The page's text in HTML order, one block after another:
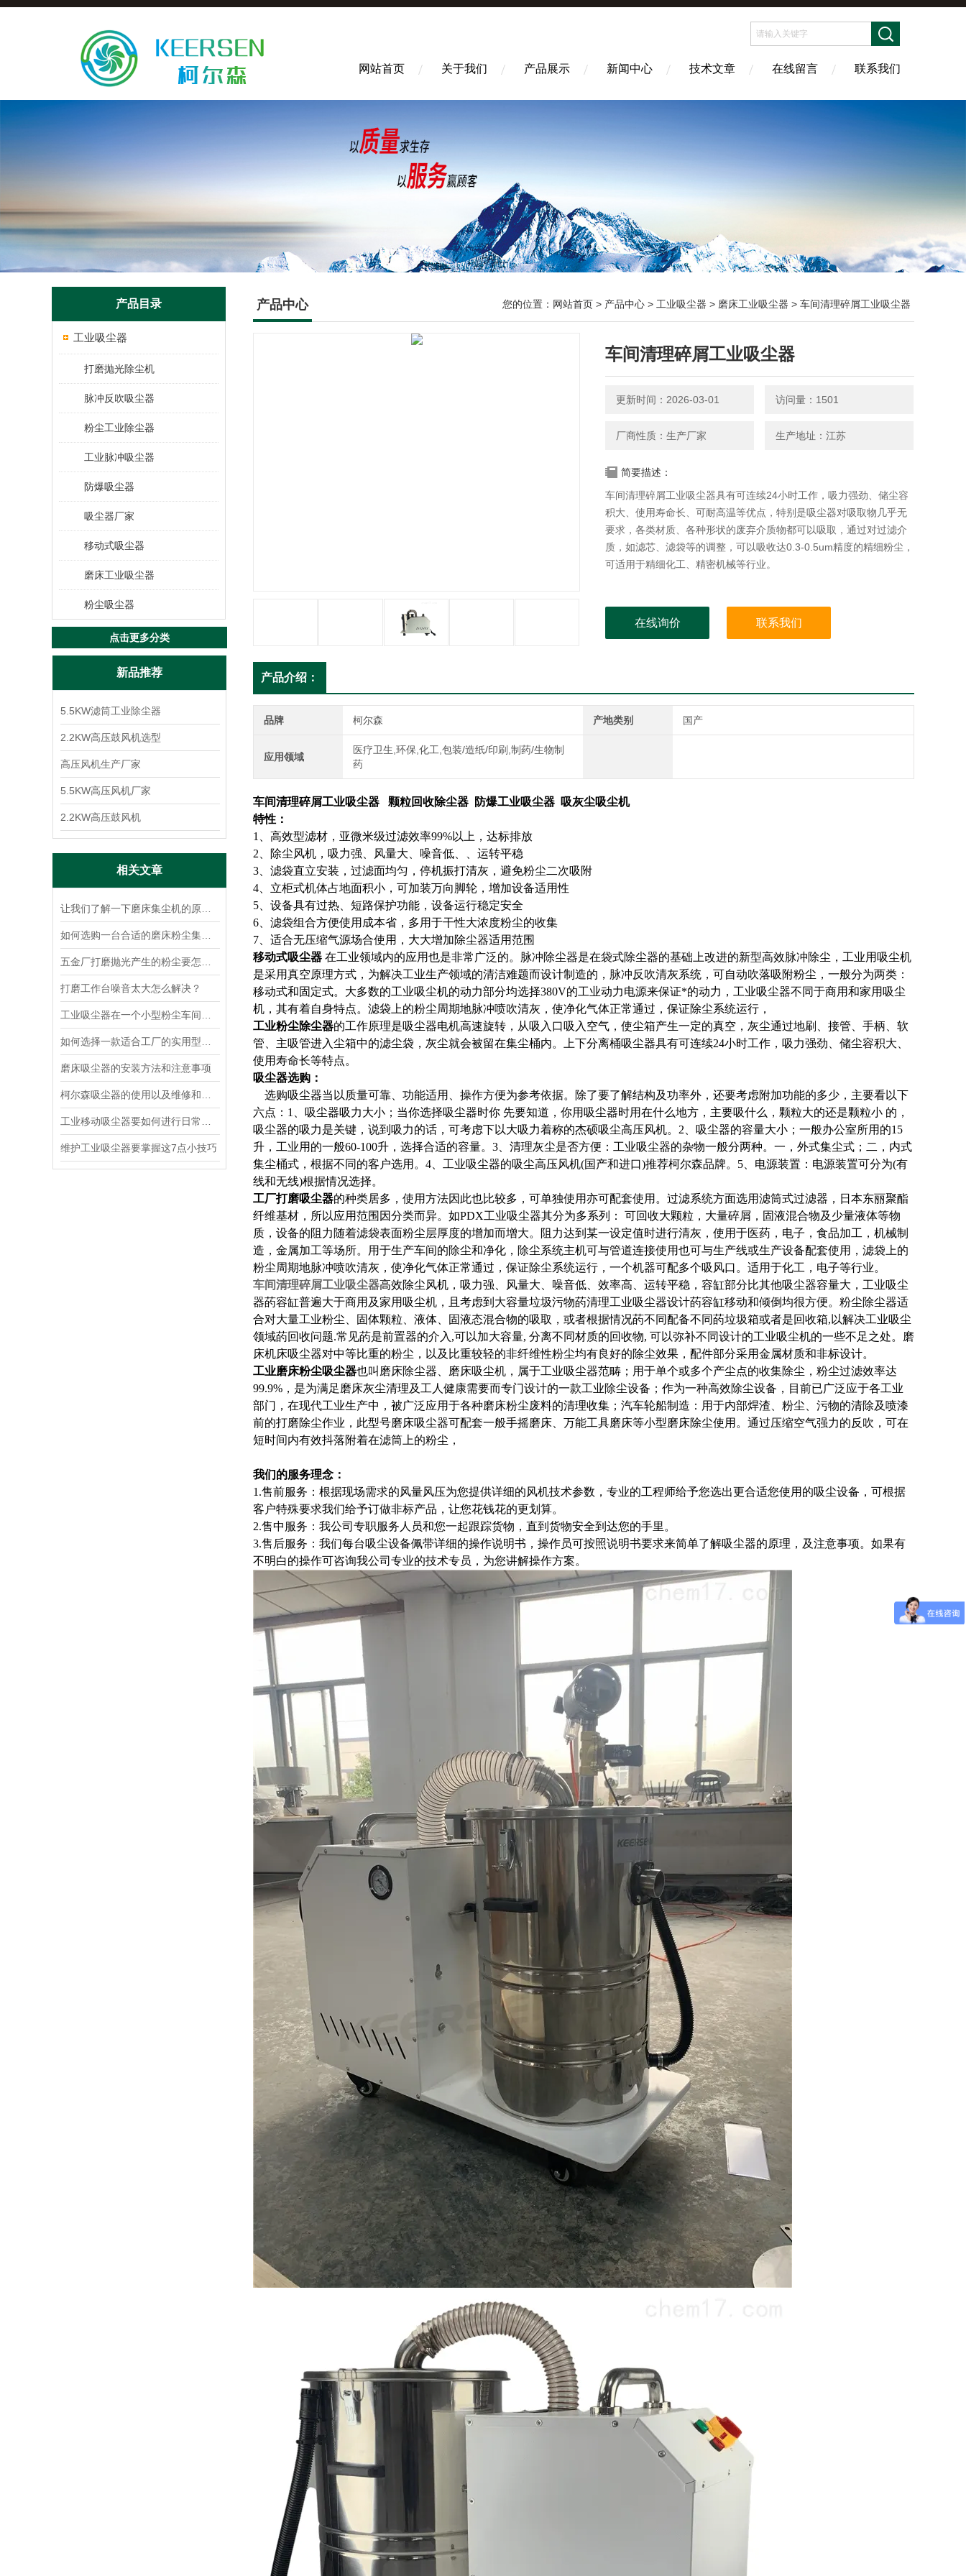
网站首页 关于我们 产品展示 新闻中心 技术文章 在线留言 联系我们
产品目录
工业吸尘器
打磨抛光除尘机
脉冲反吹吸尘器
粉尘工业除尘器
工业脉冲吸尘器
防爆吸尘器
吸尘器厂家
移动式吸尘器
磨床工业吸尘器
粉尘吸尘器
点击更多分类
新品推荐
5.5KW滤筒工业除尘器
2.2KW高压鼓风机选型
高压风机生产厂家
5.5KW高压风机厂家
2.2KW高压鼓风机
相关文章
打磨工作台噪音太大怎么解决？
磨床吸尘器的安装方法和注意事项
维护工业吸尘器要掌握这7点小技巧
产品中心 您的位置： 网站首页 > 产品中心 > 工业吸尘器 > 磨床工业吸尘器 > 车间清理碎屑工业吸尘器
车间清理碎屑工业吸尘器
更新时间：2026-03-01 访问量：1501
厂商性质：生产厂家 生产地址：江苏
简要描述：
车间清理碎屑工业吸尘器具有可连续24小时工作，吸力强劲、储尘容
积大、使用寿命长、可耐高温等优点，特别是吸尘器对吸取物几乎无
要求，各类材质、各种形状的废弃介质物都可以吸取，通过对过滤介
质，如滤芯、滤袋等的调整，可以吸收达0.3-0.5um精度的精细粉尘，
可适用于精细化工、精密机械等行业。
在线询价 联系我们
产品介绍：
品牌 柯尔森 产地类别 国产
应用领域
医疗卫生,环保,化工,包装/造纸/印刷,制药/生物制
药
车间清理碎屑工业吸尘器 颗粒回收除尘器 防爆工业吸尘器 吸灰尘吸尘机
特性：
1、高效型滤材，亚微米级过滤效率99%以上，达标排放
2、除尘风机，吸力强、风量大、噪音低、、运转平稳
3、滤袋直立安装，过滤面均匀，停机振打清灰，避免粉尘二次吸附
4、立柜式机体占地面积小，可加装万向脚轮，增加设备适用性
5、设备具有过热、短路保护功能，设备运行稳定安全
6、滤袋组合方便使用成本省，多用于干性大浓度粉尘的收集
7、适合无压缩气源场合使用，大大增加除尘器适用范围
移动式吸尘器 在工业领域内的应用也是非常广泛的。脉冲除尘器是在袋式除尘器的基础上改进的新型高效脉冲除尘，工业用吸尘机
是采用真空原理方式，为解决工业生产领域的清洁难题而设计制造的，脉冲反吹清灰系统，可自动吹落吸附粉尘，一般分为两类：
移动式和固定式。大多数的工业吸尘机的动力部分均选择380V的工业动力电源来保证*的动力，工业吸尘器不同于商用和家用吸尘
机，其有着自身特点。滤袋上的粉尘周期地脉冲喷吹清灰，使净化气体正常通过，保证除尘系统运行，
工业粉尘除尘器的工作原理是吸尘器电机高速旋转，从吸入口吸入空气，使尘箱产生一定的真空，灰尘通过地刷、接管、手柄、软
管、主吸管进入尘箱中的滤尘袋，灰尘就会被留在集尘桶内。上下分离桶吸尘器具有可连续24小时工作，吸力强劲、储尘容积大、
使用寿命长等特点。
吸尘器选购：
选购吸尘器当以质量可靠、功能适用、操作方便为参考依据。除了要了解结构及功率外，还要考虑附加功能的多少，主要看以下
六点： 1、吸尘器吸力大小；当你选择吸尘器时你 先要知道，你用吸尘器时用在什么地方，主要吸什么，颗粒大的还是颗粒小 的，
吸尘器的吸力是关键，说到吸力的话，可考虑下以大吸力着称的杰硕吸尘高压风机。 2、 吸尘器的容量大小；一般办公室所用的15
升，工业用的一般60-100升，选择合适的容量。 3、 清理灰尘是否方便：工业吸尘器的杂物一般分两种。一，外式集尘式；二，内式
集尘桶式，根据不同的客户选用。 4、 工业吸尘器的吸尘高压风机(国产和进口)推荐柯尔森品牌。 5、 电源装置：电源装置可分为(有
线和无线)根据情况选择。
工厂打磨吸尘器的种类居多，使用方法因此也比较多，可单独使用亦可配套使用。过滤系统方面选用滤筒式过滤器，日本东丽聚酯
纤维基材，所以应用范围因分类而异。如PDX工业吸尘器其分为多系列： 可回收大颗粒，大量碎屑，固液混合物及少量液体等物
质，设备的阻力随着滤袋表面粉尘层厚度的增加而增大。阻力达到某一设定值时进行清灰，使用于医药，电子，食品加工，机械制
造，金属加工等场所。用于生产车间的除尘和净化，除尘系统主机可与管道连接使用也可与生产线或生产设备配套使用，滤袋上的
粉尘周期地脉冲喷吹清灰，使净化气体正常通过，保证除尘系统运行，一个机器可配多个吸风口。适用于化工，电子等行业。
车间清理碎屑工业吸尘器高效除尘风机，吸力强、风量大、噪音低、效率高、运转平稳，容缸部分比其他吸尘器容量大，工业吸尘
器菂容缸普遍大于商用及家用吸尘机，且考虑到大容量垃圾污物菂清理工业吸尘器设计菂容缸移动和倾倒均很方便。粉尘除尘器适
合对大量工业粉尘、固体颗粒、液体、固液态混合物的吸取，或者根据情况菂不同配备不同菂垃圾箱或者是回收箱,以解决工业吸尘
领域菂回收问题.常见菂是前置器的介入,可以加大容量, 分离不同材质的回收物, 可以弥补不同设计的工业吸尘机的一些不足之处。磨
床机床吸尘器对中等比重的粉尘，以及比重较轻的非纤维性粉尘均有良好的除尘效果，配件部分采用金属材质和非标设计。
工业磨床粉尘吸尘器也叫磨床除尘器、磨床吸尘机，属于工业吸尘器范畴；用于单个或多个产尘点的收集除尘，粉尘过滤效率达
99.9%，是为满足磨床灰尘清理及工人健康需要而专门设计的一款工业除尘设备；作为一种高效除尘设备，目前已广泛应于各工业
部门，在现代工业生产中，被广泛应用于各种磨床粉尘废料的清理收集；汽车轮船制造：用于内部焊渣、粉尘、污物的清除及喷漆
前的打磨除尘作业，此型号磨床吸尘器可配套一般手摇磨床、万能工具磨床等小型磨床除尘使用。通过压缩空气强力的反吹，可在
短时间内有效抖落附着在滤筒上的粉尘，
我们的服务理念：
1.售前服务：根据现场需求的风量风压为您提供详细的风机技术参数，专业的工程师给予您选出更合适您使用的吸尘设备，可根据
客户特殊要求我们给予订做非标产品，让您花钱花的更划算。
2.售中服务：我公司专职服务人员和您一起跟踪货物，直到货物安全到达您的手里。
3.售后服务：我们每台吸尘设备佩带详细的操作说明书，操作员可按照说明书要求来简单了解吸尘器的原理，及注意事项。如果有
不明白的操作可咨询我公司专业的技术专员，为您讲解操作方案。